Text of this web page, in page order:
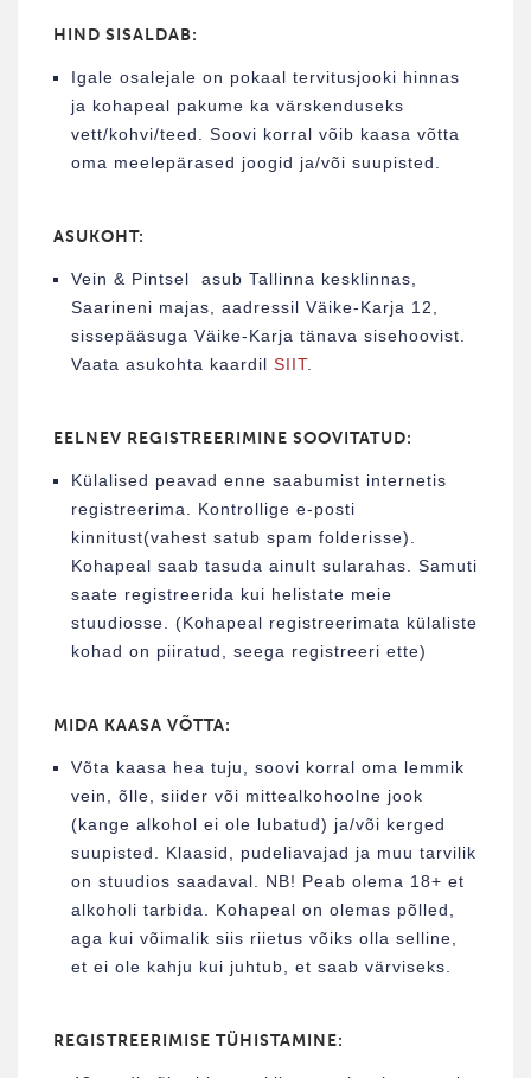
HIND SISALDAB:
Igale osalejale on pokaal tervitusjooki hinnas
ja kohapeal pakume ka värskenduseks
vett/kohvi/teed. Soovi korral võib kaasa võtta
oma meelepärased joogid ja/või suupisted.
ASUKOHT:
Vein & Pintsel asub Tallinna kesklinnas,
Saarineni majas, aadressil Väike-Karja 12,
sissepääsuga Väike-Karja tänava sisehoovist.
Vaata asukohta kaardil SIIT.
EELNEV REGISTREERIMINE SOOVITATUD:
Külalised peavad enne saabumist internetis
registreerima. Kontrollige e-posti
kinnitust(vahest satub spam folderisse).
Kohapeal saab tasuda ainult sularahas. Samuti
saate registreerida kui helistate meie
stuudiosse. (Kohapeal registreerimata külaliste
kohad on piiratud, seega registreeri ette)
MIDA KAASA VÕTTA:
Võta kaasa hea tuju, soovi korral oma lemmik
vein, õlle, siider või mittealkohoolne jook
(kange alkohol ei ole lubatud) ja/või kerged
suupisted. Klaasid, pudeliavajad ja muu tarvilik
on stuudios saadaval. NB! Peab olema 18+ et
alkoholi tarbida. Kohapeal on olemas põlled,
aga kui võimalik siis riietus võiks olla selline,
et ei ole kahju kui juhtub, et saab värviseks.
REGISTREERIMISE TÜHISTAMINE: